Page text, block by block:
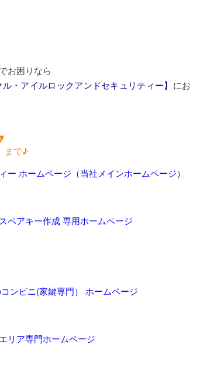
お困りなら
・アイルロックアンドセキュリティー】 にお
まで♪
ホームページ（当社メインホームページ）
ペアキー作成 専用ホームページ
ンビニ(家鍵専門） ホームページ
リア専門ホームページ